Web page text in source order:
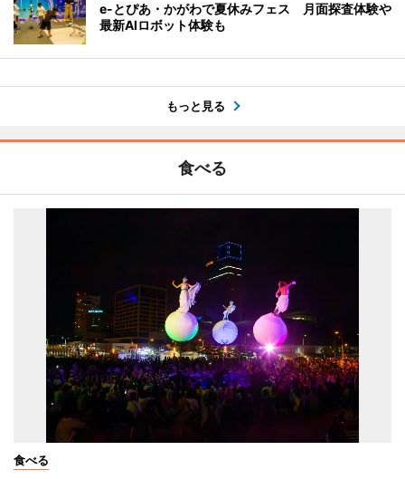
e-とぴあ・かがわで夏休みフェス 月面探査体験や
最新AIロボット体験も
もっと見る
食べる
食べる